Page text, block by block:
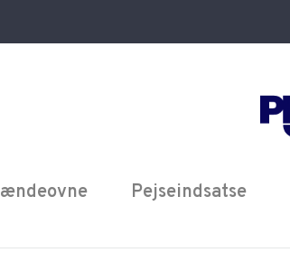
Pejseindsatse